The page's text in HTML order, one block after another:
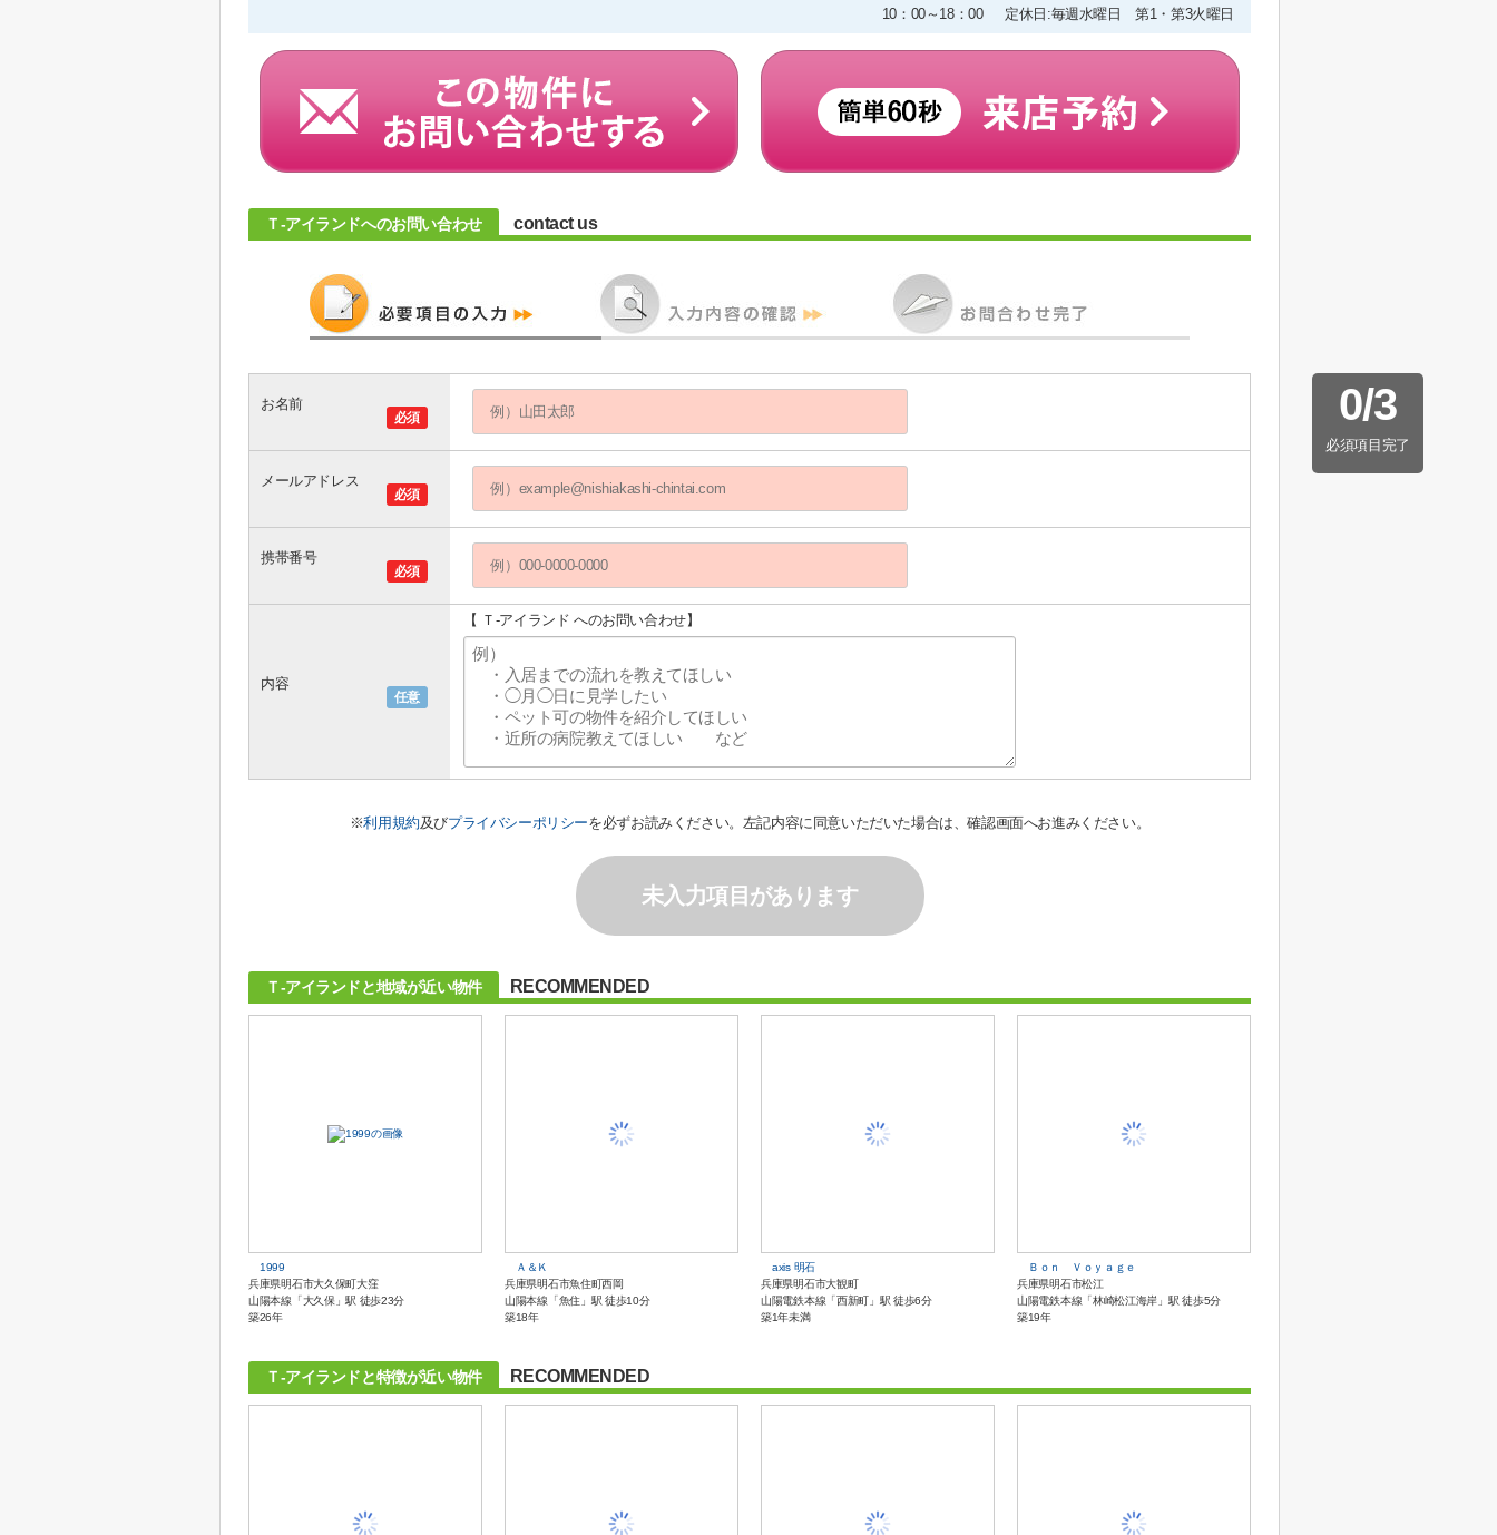
10：00～18：00 定休日:毎週水曜日 第1・第3火曜日
Ｔ-アイランドへのお問い合わせ contact us
0/3
必須項目完了
必須
お名前
必須
メールアドレス
必須
携帯番号
任意
内容
【 Ｔ-アイランド へのお問い合わせ】
※利用規約及びプライバシーポリシーを必ずお読みください。左記内容に同意いただいた場合は、確認画面へお進みください。
未入力項目があります
Ｔ-アイランドと地域が近い物件 RECOMMENDED
1999
兵庫県明石市大久保町大窪
山陽本線「大久保」駅 徒歩23分
築26年
Ａ＆Ｋ
兵庫県明石市魚住町西岡
山陽本線「魚住」駅 徒歩10分
築18年
axis 明石
兵庫県明石市大観町
山陽電鉄本線「西新町」駅 徒歩6分
築1年未満
Ｂｏｎ Ｖｏｙａｇｅ
兵庫県明石市松江
山陽電鉄本線「林崎松江海岸」駅 徒歩5分
築19年
Ｔ-アイランドと特徴が近い物件 RECOMMENDED